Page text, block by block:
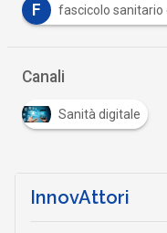
F formazione
Canali
Sanità digitale
InnovAttori